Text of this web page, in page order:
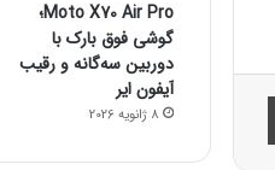
Moto X70 Air Pro؛
گوشی فوق بارک با
دوربین سه‌گانه و رقیب
آیفون ایر
8 ژانویه 2026